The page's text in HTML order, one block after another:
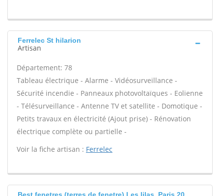
Ferrelec St hilarion
Artisan
Département: 78
Tableau électrique - Alarme - Vidéosurveillance -
Sécurité incendie - Panneaux photovoltaïques - Eolienne
- Télésurveillance - Antenne TV et satellite - Domotique -
Petits travaux en électricité (Ajout prise) - Rénovation
électrique complète ou partielle -
Voir la fiche artisan : Ferrelec